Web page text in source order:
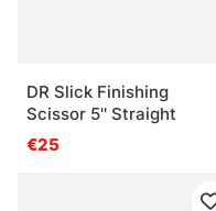
DR Slick Finishing
Scissor 5'' Straight
€25